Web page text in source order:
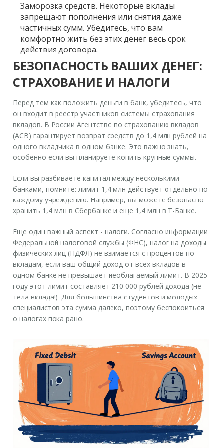
Заморозка средств. Некоторые вклады
запрещают пополнения или снятия даже
частичных сумм. Убедитесь, что вам
комфортно жить без этих денег весь срок
действия договора.
БЕЗОПАСНОСТЬ ВАШИХ ДЕНЕГ:
СТРАХОВАНИЕ И НАЛОГИ
Перед тем как положить деньги в банк, убедитесь, что
он входит в реестр участников системы страхования
вкладов. В России Агентство по страхованию вкладов
(АСВ) гарантирует возврат средств до 1,4 млн рублей на
одного вкладчика в одном банке. Это важно знать,
особенно если вы планируете копить крупные суммы.
Если вы разбиваете капитал между несколькими
банками, помните: лимит 1,4 млн действует отдельно по
каждому учреждению. Например, вы можете безопасно
хранить 1,4 млн в Сбербанке и еще 1,4 млн в Т-Банке.
Еще один важный аспект - налоги. Согласно информации
Федеральной налоговой службы (ФНС), налог на доходы
физических лиц (НДФЛ) не взимается с процентов по
вкладам, если ваш общий доход от всех вкладов в
одном банке не превышает необлагаемый лимит. В 2025
году этот лимит составляет 210 000 рублей дохода (не
тела вклада!). Для большинства студентов и молодых
специалистов эта сумма далеко, поэтому беспокоиться
о налогах пока рано.